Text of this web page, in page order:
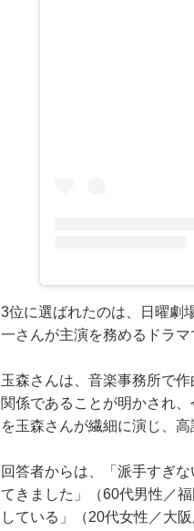
3位に選ばれたのは、日曜劇
一さんが主演を務めるドラ
玉森さんは、音楽事務所で
関係であることが明かされ
を玉森さんが繊細に演じ、高
回答者からは、「派手すぎ
てきました」（60代男性／
している」（20代女性／大